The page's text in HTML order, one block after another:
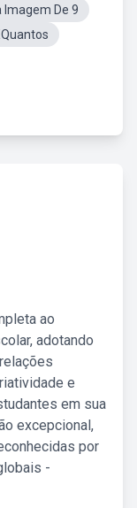
Imagem De 9
ao
adotando
e
em sua
excepcional,
por
-